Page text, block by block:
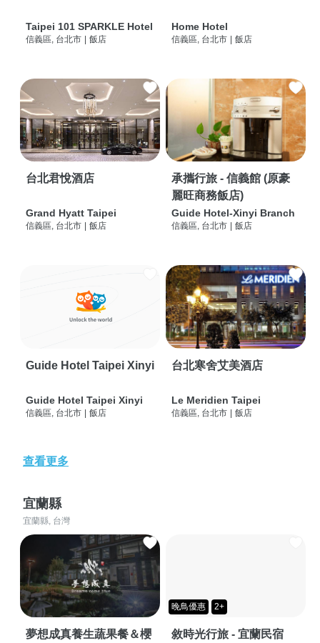
Taipei 101 SPARKLE Hotel
信義區, 台北市 飯店
Home Hotel
信義區, 台北市 飯店
台北君悅酒店
Grand Hyatt Taipei
信義區, 台北市 飯店
承攜行旅 - 信義館 (原豪
麗旺商務飯店)
Guide Hotel-Xinyi Branch
信義區, 台北市 飯店
Guide Hotel Taipei Xinyi
Guide Hotel Taipei Xinyi
信義區, 台北市 | 飯店
台北寒舍艾美酒店
Le Meridien Taipei
信義區, 台北市 | 飯店
查看更多
宜蘭縣
宜蘭縣, 台灣
夢想成真養生蔬果餐＆櫻
晚鳥優惠 2+
敘時光行旅 - 宜蘭民宿